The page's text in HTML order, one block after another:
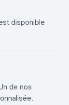
disponible
de nos